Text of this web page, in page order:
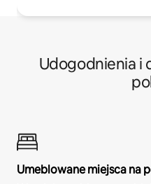
Udogodnienia i
Umeblowane miejsca na